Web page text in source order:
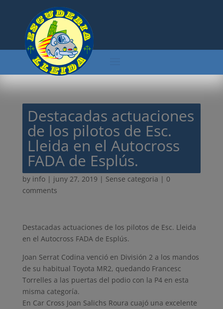
Destacadas actuaciones
de los pilotos de Esc.
Lleida en el Autocross
FADA de Esplús.
by info| juny 27, 2019 | Sense categoria | 0
comments
Destacadas actuaciones de los pilotos de Esc. Lleida
en el Autocross FADA de Esplús.
Joan Serrat Codina venció en División 2 a los mandos
de su habitual Toyota MR2, quedando Francesc
Torrelles a las puertas del podio con la P4 en esta
misma categoría.
En Car Cross Joan Salichs Roura cuajó una excelente